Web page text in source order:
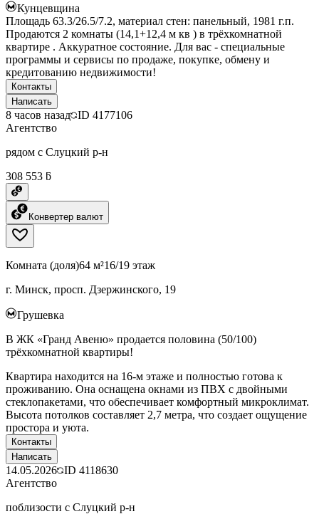
Кунцевщина
Площадь 63.3/26.5/7.2, материал стен: панельный, 1981 г.п.
Продаются 2 комнаты (14,1+12,4 м кв ) в трёхкомнатной
квартире . Аккуратное состояние. Для вас - специальные
программы и сервисы по продаже, покупке, обмену и
кредитованию недвижимости!
Контакты
Написать
8 часов назад ID 4177106
Агентство
рядом с Слуцкий р-н
308 553 ƃ
Конвертер валют
Комната (доля)64 м²16/19 этаж
г. Минск, просп. Дзержинского, 19
Грушевка
В ЖК «Гранд Авеню» продается половина (50/100)
трёхкомнатной квартиры!
Квартира находится на 16-м этаже и полностью готова к
проживанию. Она оснащена окнами из ПВХ с двойными
стеклопакетами, что обеспечивает комфортный микроклимат.
Высота потолков составляет 2,7 метра, что создает ощущение
простора и уюта.
Контакты
Написать
14.05.2026 ID 4118630
Агентство
поблизости с Слуцкий р-н